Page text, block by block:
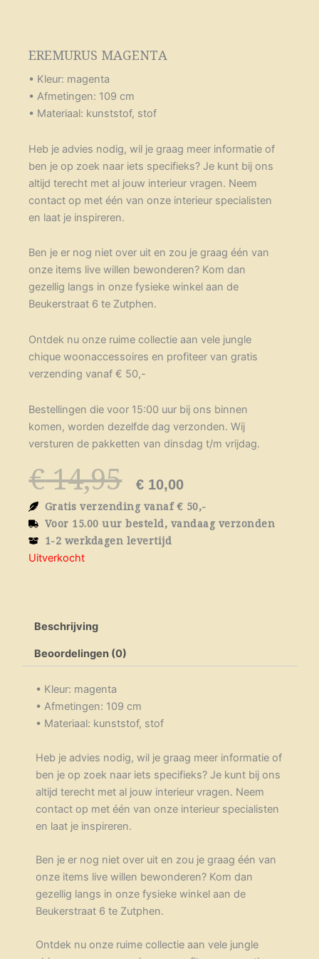
EREMURUS MAGENTA
• Kleur: magenta
• Afmetingen: 109 cm
• Materiaal: kunststof, stof
Heb je advies nodig, wil je graag meer informatie of
ben je op zoek naar iets specifieks? Je kunt bij ons
altijd terecht met al jouw interieur vragen. Neem
contact op met één van onze interieur specialisten
en laat je inspireren.
Ben je er nog niet over uit en zou je graag één van
onze items live willen bewonderen? Kom dan
gezellig langs in onze fysieke winkel aan de
Beukerstraat 6 te Zutphen.
Ontdek nu onze ruime collectie aan vele jungle
chique woonaccessoires en profiteer van gratis
verzending vanaf € 50,-
Bestellingen die voor 15:00 uur bij ons binnen
komen, worden dezelfde dag verzonden. Wij
versturen de pakketten van dinsdag t/m vrijdag.
€14,95 prijs
was:
€ 14,95.
€ 10,00Huidige
prijs
is:
€ 10,00.
Gratis verzending vanaf € 50,-
Voor 15.00 uur besteld, vandaag verzonden
1-2 werkdagen levertijd
Uitverkocht
Beschrijving
Beoordelingen (0)
• Kleur: magenta
• Afmetingen: 109 cm
• Materiaal: kunststof, stof
Heb je advies nodig, wil je graag meer informatie of
ben je op zoek naar iets specifieks? Je kunt bij ons
altijd terecht met al jouw interieur vragen. Neem
contact op met één van onze interieur specialisten
en laat je inspireren.
Ben je er nog niet over uit en zou je graag één van
onze items live willen bewonderen? Kom dan
gezellig langs in onze fysieke winkel aan de
Beukerstraat 6 te Zutphen.
Ontdek nu onze ruime collectie aan vele jungle